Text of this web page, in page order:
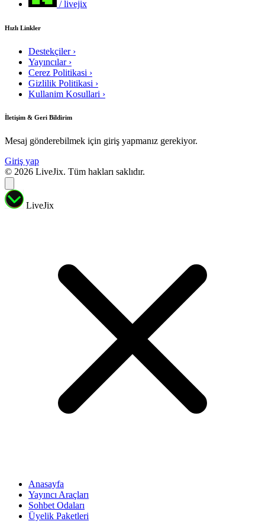
/ livejix
Hızlı Linkler
Destekçiler ›
Yayıncılar ›
Cerez Politikasi ›
Gizlilik Politikasi ›
Kullanim Kosullari ›
İletişim & Geri Bildirim
Mesaj gönderebilmek için giriş yapmanız gerekiyor.
Giriş yap
© 2026 LiveJix. Tüm hakları saklıdır.
LiveJix
Anasayfa
Yayıncı Araçları
Sohbet Odaları
Üyelik Paketleri